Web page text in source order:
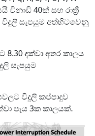
විනාඩි 40ක් සහ රාත්‍රී
විදුලි සැපයුම අත්හිටවෙනු
8.30 දක්වා අතර කාලය
සැපයුම
විදුලි කප්පාදුව
පැය 3ක කාලයක්.